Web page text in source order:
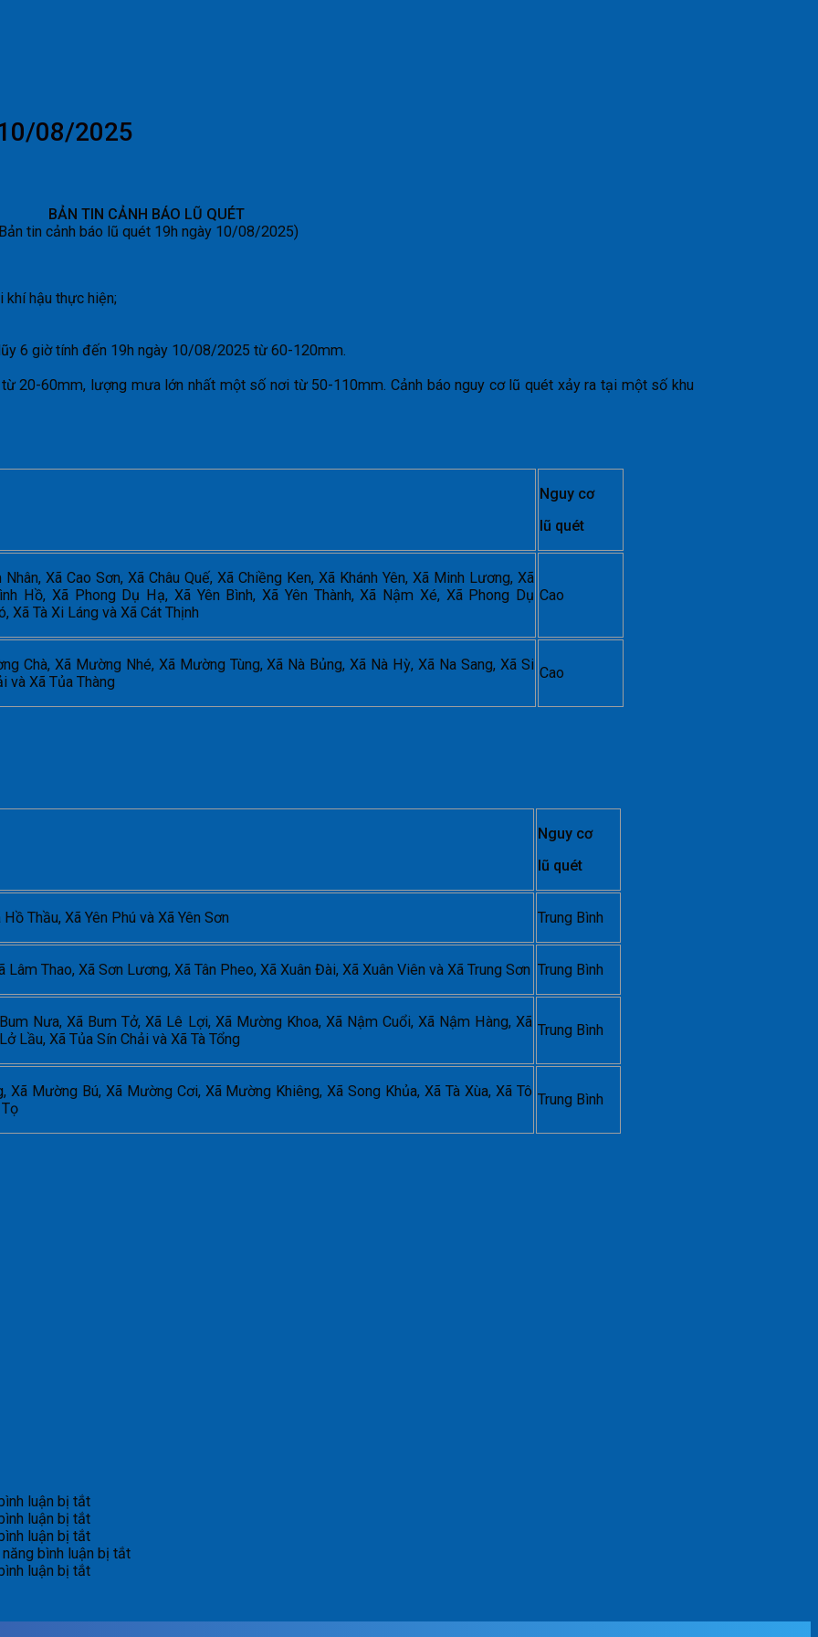
08/2025
BẢN TIN CẢNH BÁO LŨ QUÉT
tin cảnh báo lũ quét 19h ngày 10/08/2025)
hậu thực hiện;
6 giờ tính đến 19h ngày 10/08/2025 từ 60-120mm.
20-60mm, lượng mưa lớn nhất một số nơi từ 50-110mm. Cảnh báo nguy cơ lũ quét xảy ra tại một số khu
Nguy cơ
lũ quét
Xã Cao Sơn, Xã Châu Quế, Xã Chiềng Ken, Xã Khánh Yên, Xã Minh Lương, Xã
Hồ, Xã Phong Dụ Hạ, Xã Yên Bình, Xã Yên Thành, Xã Nậm Xé, Xã Phong Dụ
Xã Tà Xi Láng và Xã Cát Thịnh
Cao
Chà, Xã Mường Nhé, Xã Mường Tùng, Xã Nà Bủng, Xã Nà Hỳ, Xã Na Sang, Xã Si
và Xã Tủa Thàng
Cao
Nguy cơ
lũ quét
Thầu, Xã Yên Phú và Xã Yên Sơn Trung Bình
Lâm Thao, Xã Sơn Lương, Xã Tân Pheo, Xã Xuân Đài, Xã Xuân Viên và Xã Trung Sơn Trung Bình
Nưa, Xã Bum Tở, Xã Lê Lợi, Xã Mường Khoa, Xã Nậm Cuổi, Xã Nậm Hàng, Xã
Lầu, Xã Tủa Sín Chải và Xã Tà Tổng
Trung Bình
Xã Mường Bú, Xã Mường Cơi, Xã Mường Khiêng, Xã Song Khủa, Xã Tà Xùa, Xã Tô Trung Bình
luận bị tắtở
Bản
tin
cảnh
báo
07h
luận bị tắtở
Bản
tin
cảnh
quét
luận bị tắtở
Bản
tin
lũ
bình luận bị tắtở
báo
luận bị tắtở
cảnh